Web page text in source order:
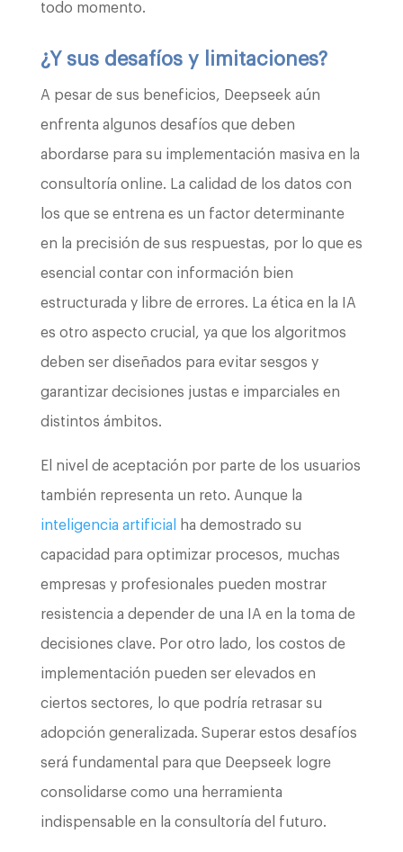
todo momento.
¿Y sus desafíos y limitaciones?
A pesar de sus beneficios, Deepseek aún
enfrenta algunos desafíos que deben
abordarse para su implementación masiva en la
consultoría online. La calidad de los datos con
los que se entrena es un factor determinante
en la precisión de sus respuestas, por lo que es
esencial contar con información bien
estructurada y libre de errores. La ética en la IA
es otro aspecto crucial, ya que los algoritmos
deben ser diseñados para evitar sesgos y
garantizar decisiones justas e imparciales en
distintos ámbitos.
El nivel de aceptación por parte de los usuarios
también representa un reto. Aunque la
inteligencia artificial ha demostrado su
capacidad para optimizar procesos, muchas
empresas y profesionales pueden mostrar
resistencia a depender de una IA en la toma de
decisiones clave. Por otro lado, los costos de
implementación pueden ser elevados en
ciertos sectores, lo que podría retrasar su
adopción generalizada. Superar estos desafíos
será fundamental para que Deepseek logre
consolidarse como una herramienta
indispensable en la consultoría del futuro.